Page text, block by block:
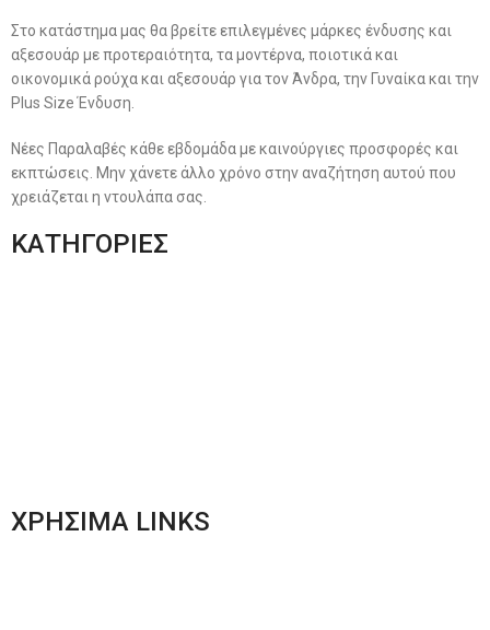
Στο κατάστημα μας θα βρείτε επιλεγμένες μάρκες ένδυσης και
αξεσουάρ με προτεραιότητα, τα μοντέρνα, ποιοτικά και
οικονομικά ρούχα και αξεσουάρ για τον Άνδρα, την Γυναίκα και την
Plus Size Ένδυση.
Νέες Παραλαβές κάθε εβδομάδα με καινούργιες προσφορές και
εκπτώσεις. Μην χάνετε άλλο χρόνο στην αναζήτηση αυτού που
χρειάζεται η ντουλάπα σας.
ΚΑΤΗΓΟΡΙΕΣ
ΧΡΗΣΙΜΑ LINKS